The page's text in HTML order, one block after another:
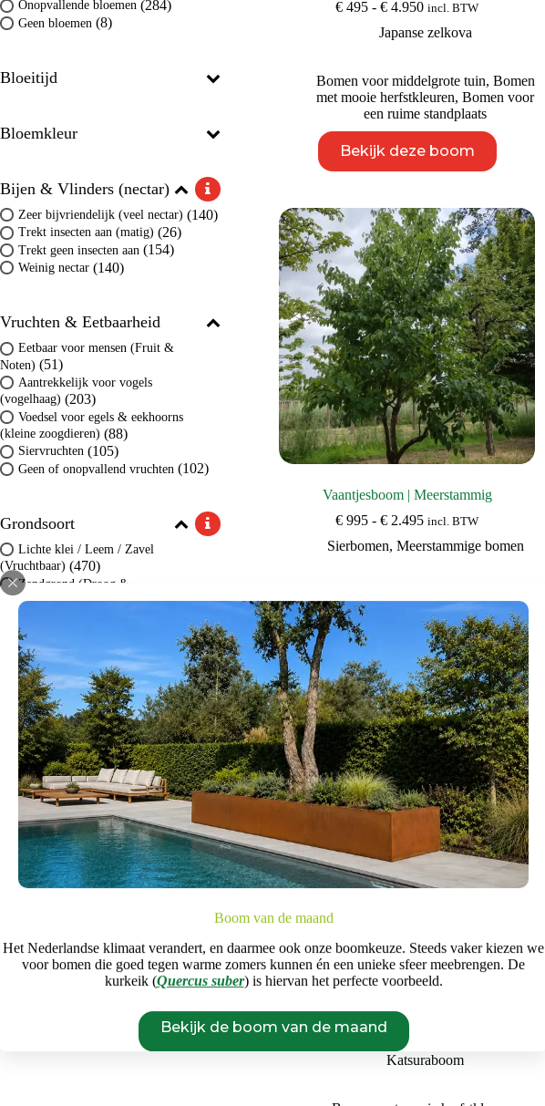
Boom van de maand
Het Nederlandse klimaat verandert, en daarmee ook onze boomkeuze. Steeds vaker kiezen we
voor bomen die goed tegen warme zomers kunnen én een unieke sfeer meebrengen. De
kurkeik (Quercus suber) is hiervan het perfecte voorbeeld.
Bekijk de boom van de maand
€ 495 - € 4.950Prijsklasse:
tot
incl. BTW
Japanse zelkova
Bomen voor middelgrote tuin, Bomen
met mooie herfstkleuren,Bomen voor
een ruime standplaats
Bekijk deze boom
product
heeft
Deze
optie
kan
gekozen
worden
op
de
productpagina
Vaantjesboom | Meerstammig
€ 995 - € 2.495Prijsklasse:
tot
incl. BTW
Sierbomen, Meerstammige bomen
Bomen voor in het open landschap
Bekijk deze boom
Dit
product
heeft
meerdere
variaties.
Deze
optie
kan
gekozen
worden
productpagina
Katsuraboom | Hoogstam
€ 495 - € 9.950
tot
Katsuraboom
Onopvallende bloemen (284)
Geen bloemen (8)
Bloeitijd
Bloemkleur
Bijen & Vlinders (nectar)
Zeer bijvriendelijk (veel nectar) (140)
Trekt insecten aan (matig) (26)
Trekt geen insecten aan (154)
Weinig nectar (140)
Vruchten & Eetbaarheid
Eetbaar voor mensen (Fruit &
Noten) (51)
Aantrekkelijk voor vogels
(vogelhaag) (203)
Voedsel voor egels & eekhoorns
(kleine zoogdieren) (88)
Siervruchten (105)
Geen of onopvallend vruchten (102)
Grondsoort
Lichte klei / Leem / Zavel
(Vruchtbaar) (470)
Zandgrond (Droog &
Doorlatend)(451)
Veengrond / Zure grond (159)
Zonlicht
Windgevoeligheid
Huidige grootte
1,5-2m 18-20m
Prijs
29.750
Begin opnieuw